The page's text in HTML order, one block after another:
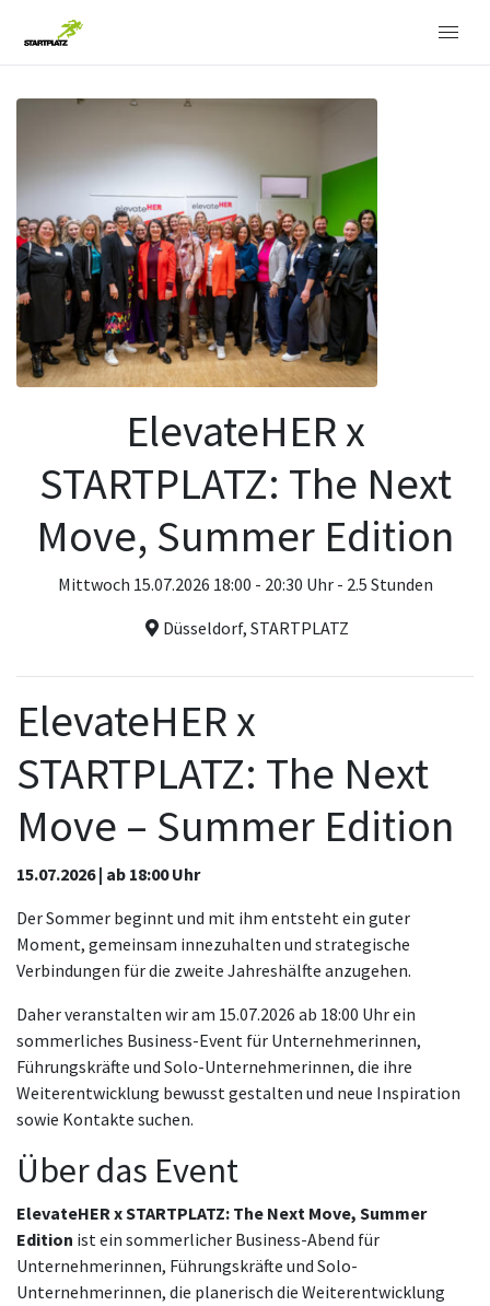
ElevateHER x
STARTPLATZ: The Next
Move, Summer Edition
Mittwoch 15.07.2026 18:00 - 20:30 Uhr - 2.5 Stunden
Düsseldorf, STARTPLATZ
ElevateHER x
STARTPLATZ: The Next
Move – Summer Edition
15.07.2026 | ab 18:00 Uhr
Der Sommer beginnt und mit ihm entsteht ein guter
Moment, gemeinsam innezuhalten und strategische
Verbindungen für die zweite Jahreshälfte anzugehen.
Daher veranstalten wir am 15.07.2026 ab 18:00 Uhr ein
sommerliches Business-Event für Unternehmerinnen,
Führungskräfte und Solo-Unternehmerinnen, die ihre
Weiterentwicklung bewusst gestalten und neue Inspiration
sowie Kontakte suchen.
Über das Event
ElevateHER x STARTPLATZ: The Next Move, Summer
Edition ist ein sommerlicher Business-Abend für
Unternehmerinnen, Führungskräfte und Solo-
Unternehmerinnen, die planerisch die Weiterentwicklung